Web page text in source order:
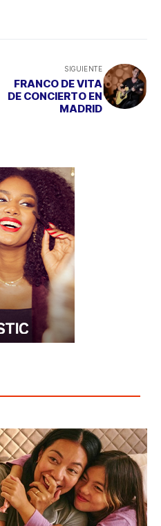
SIGUIENTE
FRANCO DE VITA
DE CONCIERTO EN
MADRID